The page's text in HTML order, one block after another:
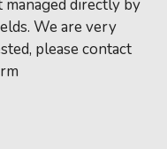
managed directly by
We are very
please contact